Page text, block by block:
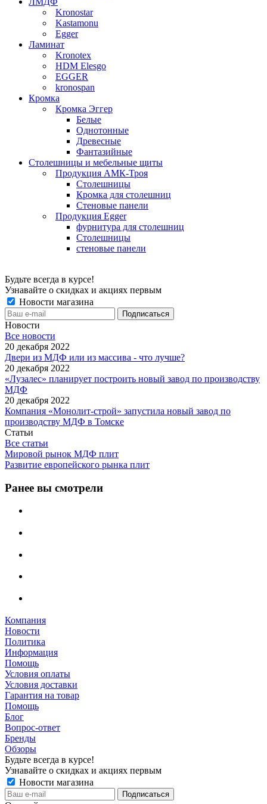
Kronostar
Kastamonu
Egger
Ламинат
Kronotex
HDM Elesgo
EGGER
kronospan
Кромка
Кромка Эггер
Белые
Однотонные
Древесные
Фантазийные
Столешницы и мебельные щиты
Продукция АМК-Троя
Столешницы
Кромка для столешниц
Стеновые панели
Продукция Egger
фурнитура для столешниц
Столешницы
стеновые панели
Будьте всегда в курсе!
Узнавайте о скидках и акциях первым
Новости магазина
Новости
Все новости
20 декабря 2022
Двери из МДФ или из массива - что лучше?
20 декабря 2022
«Лузалес» планирует построить новый завод по производству
МДФ
20 декабря 2022
Компания «Монолит-строй» запустила новый завод по
производству МДФ в Томске
Статьи
Все статьи
Мировой рынок МДФ плит
Развитие европейского рынка плит
Ранее вы смотрели
Компания
Новости
Политика
Информация
Помощь
Условия оплаты
Условия доставки
Гарантия на товар
Помощь
Блог
Вопрос-ответ
Бренды
Обзоры
Будьте всегда в курсе!
Узнавайте о скидках и акциях первым
Новости магазина